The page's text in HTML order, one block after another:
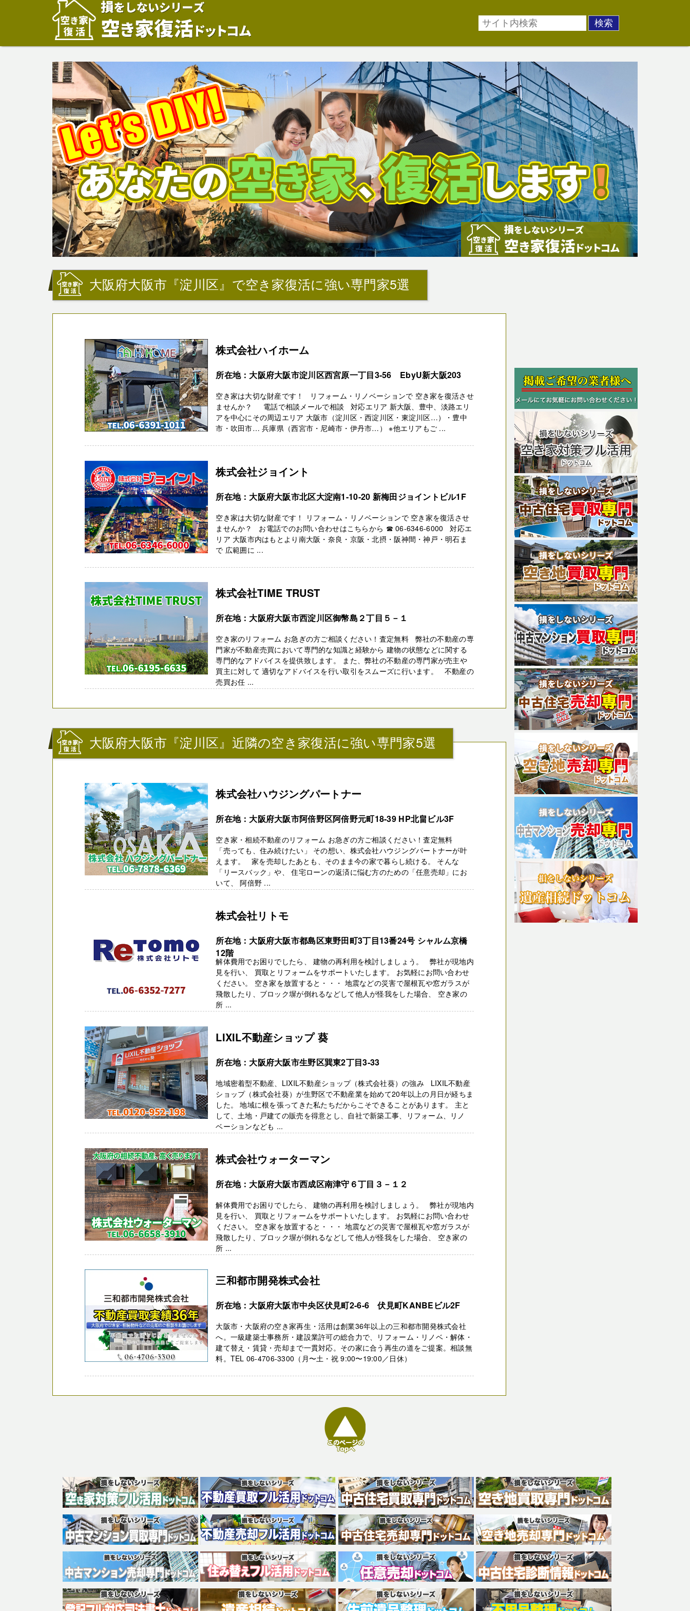
大阪府大阪市『淀川区』で空き家復活に強い専門家5選
株式会社ハイホーム
所在地：大阪府大阪市淀川区西宮原一丁目3-56 EbyU新大阪203
空き家は大切な財産です！ リフォーム・リノベーションで 空き家を復活させ
ませんか？ 電話で相談メールで相談 対応エリア 新大阪、豊中、淡路エリ
アを中心にその周辺エリア 大阪市（淀川区・西淀川区・東淀川区…）・豊中
市・吹田市… 兵庫県（西宮市・尼崎市・伊丹市…） ※他エリアもご ...
株式会社ジョイント
所在地：大阪府大阪市北区大淀南1-10-20 新梅田ジョイントビル1F
空き家は大切な財産です！ リフォーム・リノベーションで 空き家を復活させ
ませんか？ お電話でのお問い合わせはこちらから ☎ 06-6346-6000 対応エ
リア 大阪市内はもとより南大阪・奈良・京阪・北摂・阪神間・神戸・明石ま
で 広範囲に ...
株式会社TIME TRUST
所在地：大阪府大阪市西淀川区御幣島２丁目５－１
空き家のリフォーム お急ぎの方ご相談ください！査定無料 弊社の不動産の専
門家が不動産売買において専門的な知識と経験から 建物の状態などに関する
専門的なアドバイスを提供致します。 また、弊社の不動産の専門家が売主や
買主に対して 適切なアドバイスを行い取引をスムーズに行います。 不動産の
売買お任 ...
大阪府大阪市『淀川区』近隣の空き家復活に強い専門家5選
株式会社ハウジングパートナー
所在地：大阪府大阪市阿倍野区阿倍野元町18-39 HP北畠ビル3F
空き家・相続不動産のリフォーム お急ぎの方ご相談ください！査定無料
「売っても、住み続けたい」 その想い、株式会社ハウジングパートナーが叶
えます。 家を売却したあとも、そのまま今の家で暮らし続ける。 そんな
「リースバック」や、 住宅ローンの返済に悩む方のための「任意売却」にお
いて、 阿倍野 ...
株式会社リトモ
所在地：大阪府大阪市都島区東野田町3丁目13番24号 シャルム京橋
12階
解体費用でお困りでしたら、 建物の再利用を検討しましょう。 弊社が現地内
見を行い、 買取とリフォームをサポートいたします。 お気軽にお問い合わせ
ください。 空き家を放置すると・・・ 地震などの災害で屋根瓦や窓ガラスが
飛散したり、ブロック塀が倒れるなどして他人が怪我をした場合、 空き家の
所 ...
LIXIL不動産ショップ 葵
所在地：大阪府大阪市生野区巽東2丁目3-33
地域密着型不動産、LIXIL不動産ショップ（株式会社葵）の強み LIXIL不動産
ショップ（株式会社葵）が生野区で不動産業を始めて20年以上の月日が経ちま
した。 地域に根を張ってきた私たちだからこそできることがあります。 主と
して、土地・戸建ての販売を得意とし、自社で新築工事、リフォーム、リノ
ベーションなども ...
株式会社ウォーターマン
所在地：大阪府大阪市西成区南津守６丁目３－１２
解体費用でお困りでしたら、 建物の再利用を検討しましょう。 弊社が現地内
見を行い、 買取とリフォームをサポートいたします。 お気軽にお問い合わせ
ください。 空き家を放置すると・・・ 地震などの災害で屋根瓦や窓ガラスが
飛散したり、ブロック塀が倒れるなどして他人が怪我をした場合、 空き家の
所 ...
三和都市開発株式会社
所在地：大阪府大阪市中央区伏見町2-6-6 伏見町KANBEビル2F
大阪市・大阪府の空き家再生・活用は創業36年以上の三和都市開発株式会社
へ。一級建築士事務所・建設業許可の総合力で、リフォーム・リノベ・解体・
建て替え・賃貸・売却まで一貫対応。その家に合う再生の道をご提案。相談無
料。TEL 06-4706-3300（月〜土・祝 9:00〜19:00／日休）